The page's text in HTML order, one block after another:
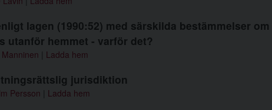
lagen (1990:52) med särskilda bestämmelser
utanför hemmet - varför det?
Ladda hem
jurisdiktion
Persson Ladda hem